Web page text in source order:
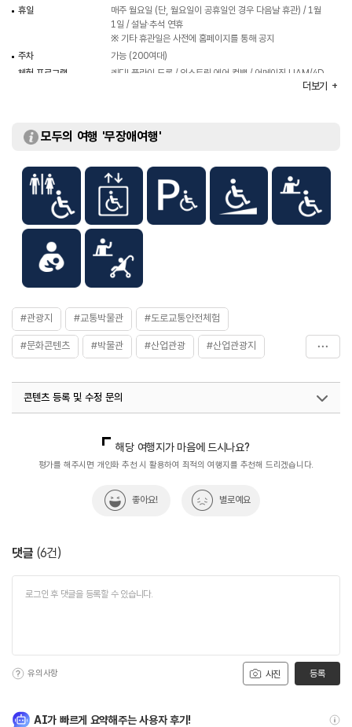
드론타워에서 직접 드론을 날려보는 ‘레디! 플라이 드론’, 가마(GAMA)
시뮬레이터에 탑승해 가상 레이싱 게임을 즐기는 ‘스피드킹 레이서’, 4D
시뮬레이터를 타고 가상 전투비행과 치열한 공중전을 체험해 보는 ‘익스트림
에어 컴뱃’ 등이 있으며, 야외체험으로는 클래식카를 직접 시승해 보는 ‘헤리티지
휴일
매주 월요일 (단, 월요일이 공휴일인 경우 다음날 휴관) / 1월
1일 / 설날∙추석 연휴
※ 기타 휴관일은 사전에 홈페이지를 통해 공지
주차
가능 (200여대)
체험 프로그램
레디! 플라이 드론 / 익스트림 에어 컴뱃 / 어메이징 UAM/4D
입장료
- 대인 (만 19~64세) 10,000원
- 경로 우대 (만 65세 이상) 6,000원
※ 무료 : 24개월 미만 / 국가유공자 / 장애인 (성인 보호자
1인 포함) / 기초생활 수급자
더보기
모두의 여행 '무장애여행'
#관광지 #교통박물관 #도로교통안전체험
#문화콘텐츠 #박물관 #산업관광 #산업관광지
#삼성화재모빌리티뮤지엄
#이색체험 #자동차
콘텐츠 등록 및 수정 문의
지역관광육성팀(산업관광)
033-738-3637
해당 여행지가 마음에 드시나요?
평가를 해주시면 개인화 추천 시 활용하여 최적의 여행지를 추천해 드리겠습니다.
좋아요! 별로예요
댓글 (6건)
사진
유의사항 등록
AI가 빠르게 요약해주는 사용자 후기!